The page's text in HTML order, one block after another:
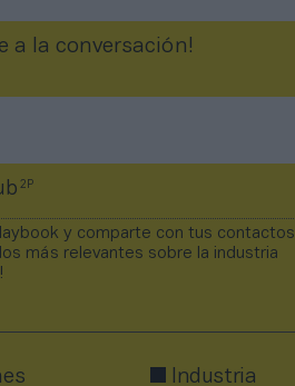
a la conversación!
2P
y comparte con tus contactos
más relevantes sobre la industria
Industria